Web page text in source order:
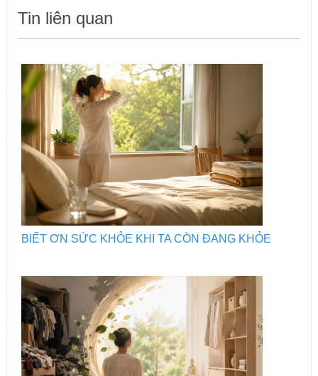
Tin liên quan
BIẾT ƠN SỨC KHỎE KHI TA CÒN ĐANG KHỎE